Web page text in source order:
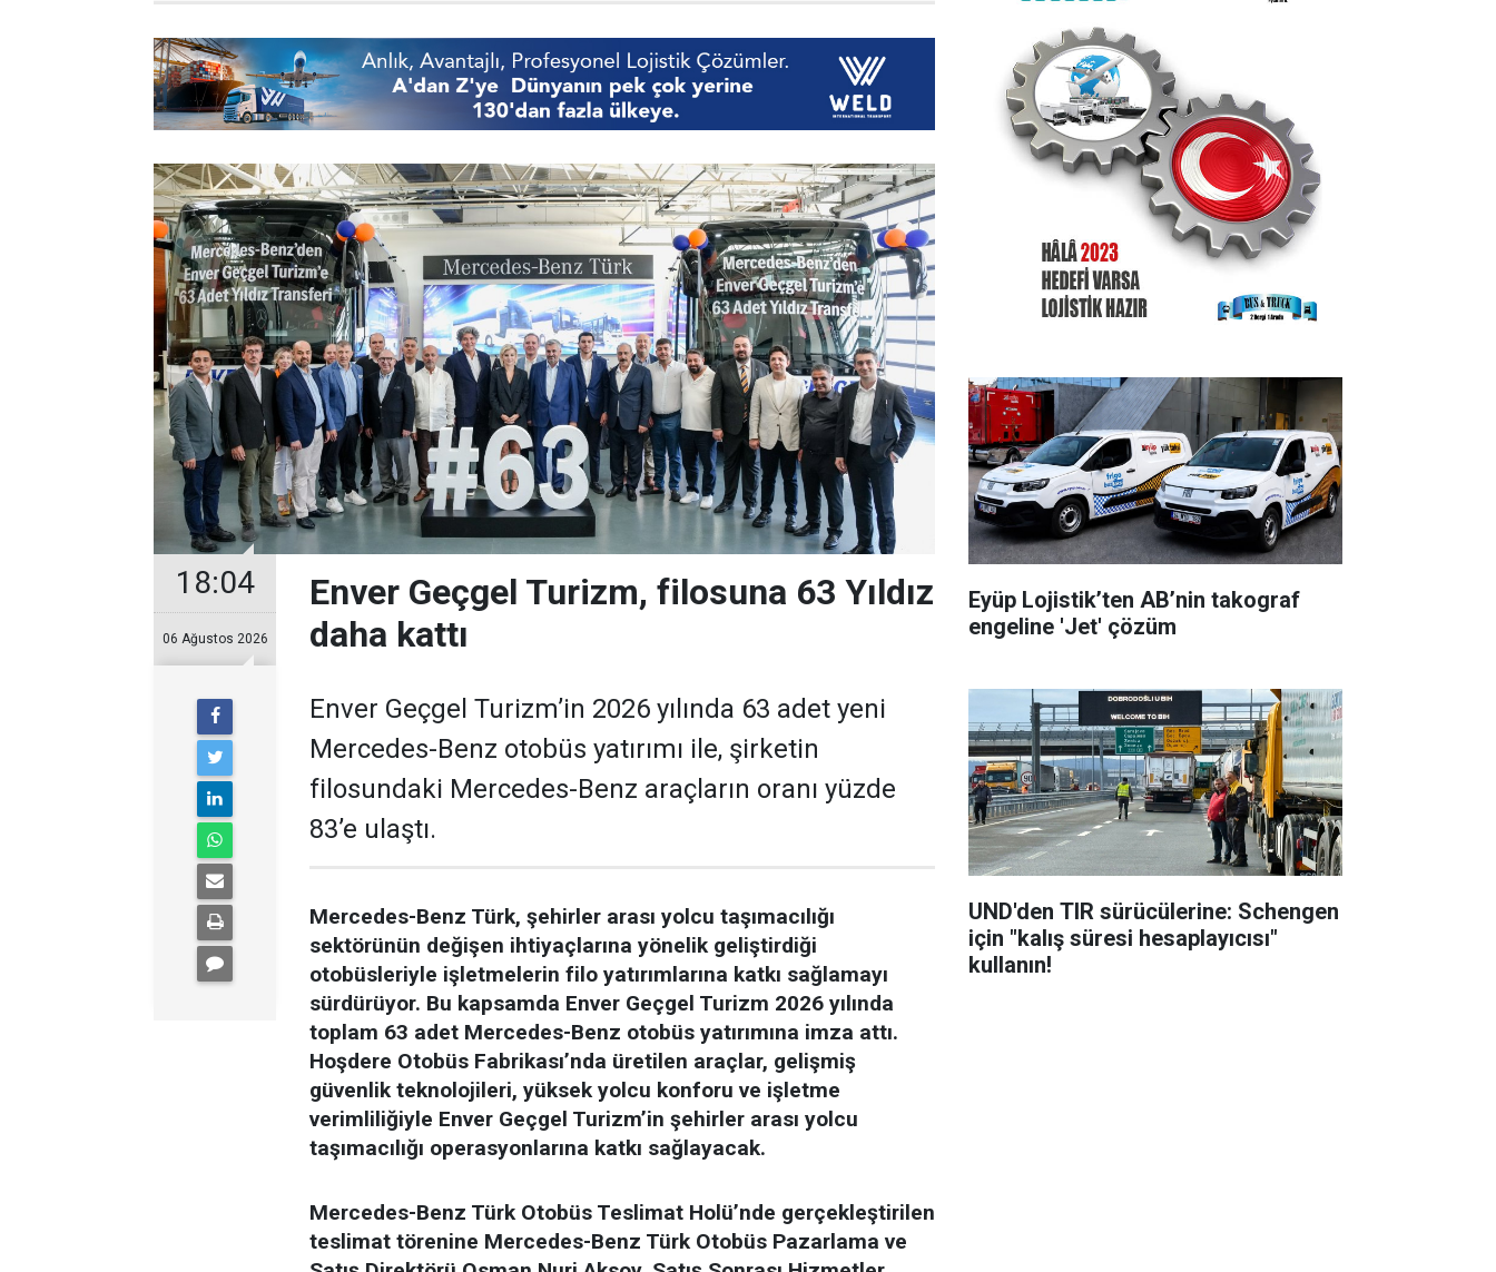
18:04
06 Ağustos 2026
Enver Geçgel Turizm, filosuna 63 Yıldız
daha kattı
Enver Geçgel Turizm’in 2026 yılında 63 adet yeni
Mercedes-Benz otobüs yatırımı ile, şirketin
filosundaki Mercedes-Benz araçların oranı yüzde
83’e ulaştı.
Mercedes-Benz Türk, şehirler arası yolcu taşımacılığı
sektörünün değişen ihtiyaçlarına yönelik geliştirdiği
otobüsleriyle işletmelerin filo yatırımlarına katkı sağlamayı
sürdürüyor. Bu kapsamda Enver Geçgel Turizm 2026 yılında
toplam 63 adet Mercedes-Benz otobüs yatırımına imza attı.
Hoşdere Otobüs Fabrikası’nda üretilen araçlar, gelişmiş
güvenlik teknolojileri, yüksek yolcu konforu ve işletme
verimliliğiyle Enver Geçgel Turizm’in şehirler arası yolcu
taşımacılığı operasyonlarına katkı sağlayacak.
Mercedes-Benz Türk Otobüs Teslimat Holü’nde gerçekleştirilen
teslimat törenine Mercedes-Benz Türk Otobüs Pazarlama ve
Eyüp Lojistik’ten AB’nin takograf
engeline 'Jet' çözüm
UND'den TIR sürücülerine: Schengen
için "kalış süresi hesaplayıcısı"
kullanın!